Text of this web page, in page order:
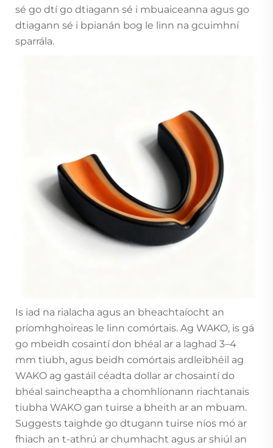
sé go dtí go dtiagann sé i mbuaiceanna agus go
dtiagann sé i bpianán bog le linn na gcuimhní
sparrála.
Is iad na rialacha agus an bheachtaíocht an
príomhghoireas le linn comórtais. Ag WAKO, is gá
go mbeidh cosaintí don bhéal ar a laghad 3–4
mm tiubh, agus beidh comórtais ardleibhéil ag
WAKO ag gastáil céadta dollar ar chosaintí do
bhéal saincheaptha a chomhlíonann riachtanais
tiubha WAKO gan tuirse a bheith ar an mbuam.
Suggests taighde go dtugann tuirse níos mó ar
fhiach an t-athrú ar chumhacht agus ar shiúl an